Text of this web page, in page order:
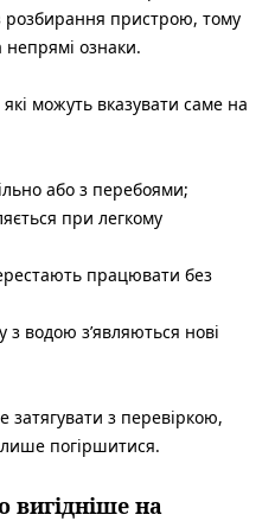
пристрою, тому
непрямі ознаки.
можуть вказувати саме на
або з перебоями;
при легкому
працювати без
з водою з’являються нові
затягувати з перевіркою,
погіршитися.
вигідніше на